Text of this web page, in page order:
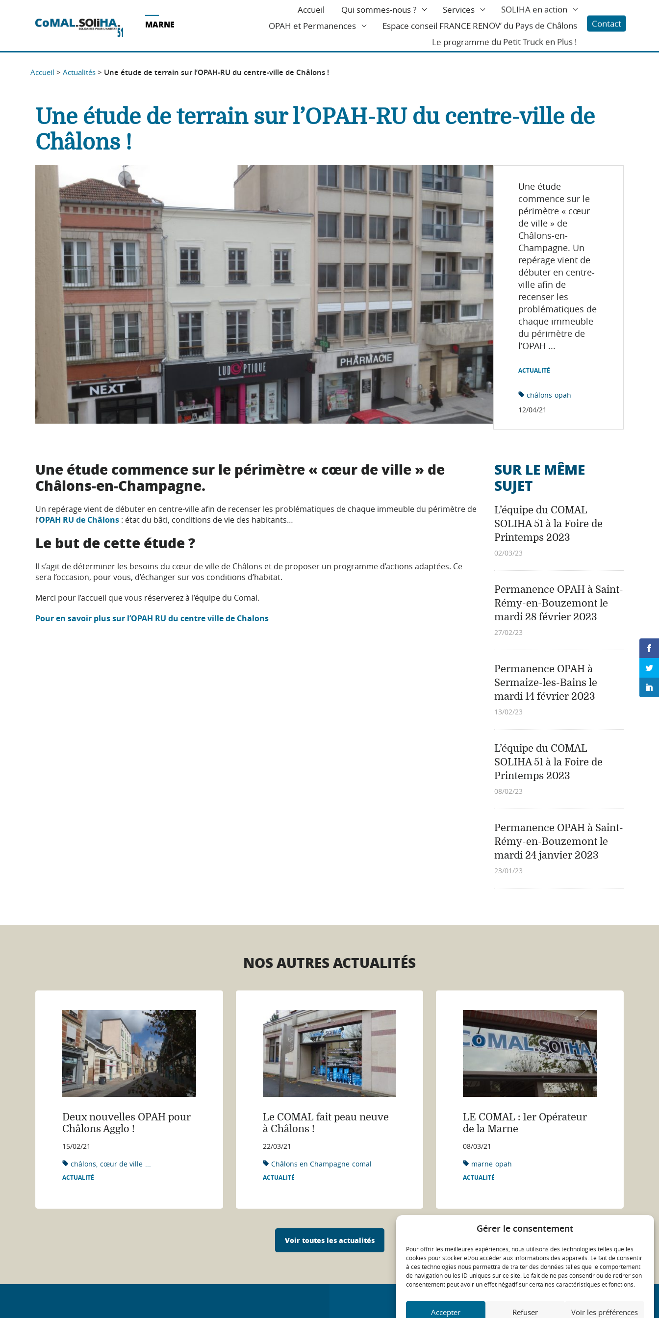
Gérer le consentement
Pour offrir les meilleures expériences, nous utilisons des technologies telles que les
cookies pour stocker et/ou accéder aux informations des appareils. Le fait de consentir
à ces technologies nous permettra de traiter des données telles que le comportement
de navigation ou les ID uniques sur ce site. Le fait de ne pas consentir ou de retirer son
consentement peut avoir un effet négatif sur certaines caractéristiques et fonctions.
Accepter Refuser Voir les préférences
MARNE
Accueil Qui sommes-nous ? Services
SOLIHA en action
OPAH et Permanences
Espace conseil FRANCE RENOV’ du Pays de Châlons
Le programme du Petit Truck en Plus !
Contact
Accueil > Actualités > Une étude de terrain sur l’OPAH-RU du centre-ville de Châlons !
Une étude de terrain sur l’OPAH-RU du centre-ville de
Châlons !
Une étude
commence sur le
périmètre « cœur
de ville » de
Châlons-en-
Champagne. Un
repérage vient de
débuter en centre-
ville afin de
recenser les
problématiques de
chaque immeuble
du périmètre de
l’OPAH ...
ACTUALITÉ
châlons opah
12/04/21
Une étude commence sur le périmètre « cœur de ville » de
Châlons-en-Champagne.
Un repérage vient de débuter en centre-ville afin de recenser les problématiques de chaque immeuble du périmètre de
l’OPAH RU de Châlons : état du bâti, conditions de vie des habitants…
Le but de cette étude ?
Il s’agit de déterminer les besoins du cœur de ville de Châlons et de proposer un programme d’actions adaptées. Ce
sera l’occasion, pour vous, d’échanger sur vos conditions d’habitat.
Merci pour l’accueil que vous réserverez à l’équipe du Comal.
Pour en savoir plus sur l’OPAH RU du centre ville de Chalons
SUR LE MÊME
SUJET
L’équipe du COMAL
SOLIHA 51 à la Foire de
Printemps 2023
02/03/23
Permanence OPAH à Saint-
Rémy-en-Bouzemont le
mardi 28 février 2023
27/02/23
Permanence OPAH à
Sermaize-les-Bains le
mardi 14 février 2023
13/02/23
L’équipe du COMAL
SOLIHA 51 à la Foire de
Printemps 2023
08/02/23
Permanence OPAH à Saint-
Rémy-en-Bouzemont le
mardi 24 janvier 2023
23/01/23
NOS AUTRES ACTUALITÉS
Deux nouvelles OPAH pour
Châlons Agglo !
15/02/21
châlons cœur de ville ...
ACTUALITÉ
Le COMAL fait peau neuve
à Châlons !
22/03/21
Châlons en Champagne comal
ACTUALITÉ
LE COMAL : 1er Opérateur
de la Marne
08/03/21
marne opah
ACTUALITÉ
Voir toutes les actualités